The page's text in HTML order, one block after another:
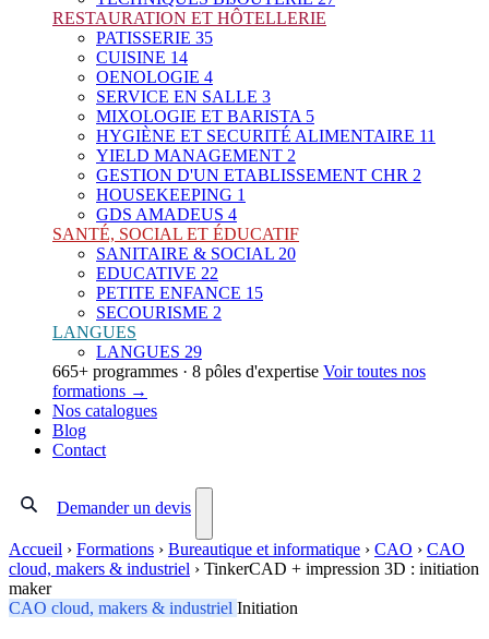
RESTAURATION ET HÔTELLERIE
PATISSERIE 35
CUISINE 14
OENOLOGIE 4
SERVICE EN SALLE 3
MIXOLOGIE ET BARISTA 5
HYGIÈNE ET SECURITÉ ALIMENTAIRE 11
YIELD MANAGEMENT 2
GESTION D'UN ETABLISSEMENT CHR 2
HOUSEKEEPING 1
GDS AMADEUS 4
SANTÉ, SOCIAL ET ÉDUCATIF
SANITAIRE & SOCIAL 20
EDUCATIVE 22
PETITE ENFANCE 15
SECOURISME 2
LANGUES
LANGUES 29
665+ programmes · 8 pôles d'expertise Voir toutes nos
formations →
Nos catalogues
Blog
Contact
Demander un devis
Accueil › Formations › Bureautique et informatique › CAO › CAO
cloud, makers & industriel › TinkerCAD + impression 3D : initiation
maker
CAO cloud, makers & industriel Initiation